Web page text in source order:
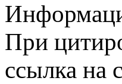
При
ссылка на